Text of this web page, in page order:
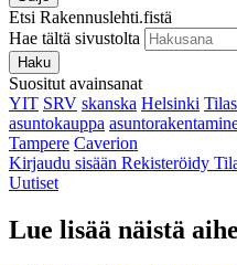
Etsi Rakennuslehti.fistä
Hae tältä sivustolta
Haku
Suositut avainsanat
YIT SRV skanska Helsinki
asuntokauppa
Tampere Caverion
Kirjaudu sisään Rekisteröidy
Uutiset
Lue lisää näistä